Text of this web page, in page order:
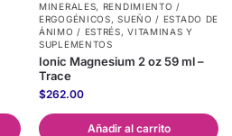
MINERALES, RENDIMIENTO /
ERGOGÉNICOS,SUEÑO / ESTADO DE
ÁNIMO / ESTRÉS,VITAMINAS Y
SUPLEMENTOS
Ionic Magnesium 2 oz 59 ml –
Trace
$262.00
Añadir al carrito